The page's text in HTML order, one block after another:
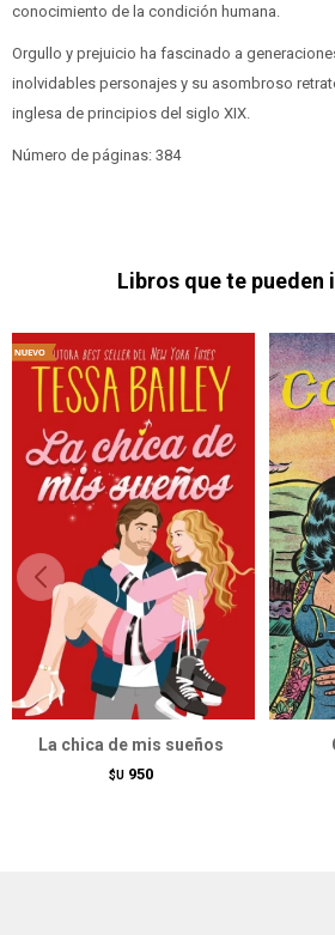
conocimiento de la condición humana.
Orgullo y prejuicio ha fascinado a
inolvidables personajes y su asombroso
inglesa de principios del siglo XIX.
Número de páginas: 384
Libros que te pueden
La chica de mis sueños
$U 950